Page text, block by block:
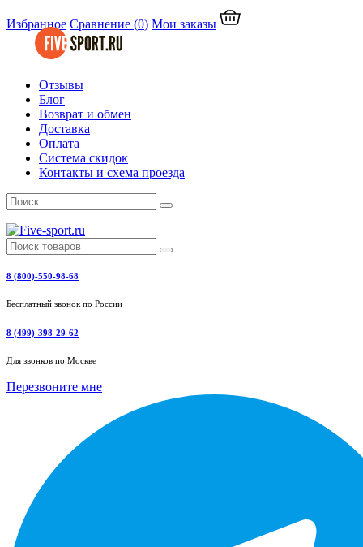
Избранное Сравнение (0) Мои заказы
Отзывы
Блог
Возврат и обмен
Доставка
Оплата
Система скидок
Контакты и схема проезда
8 (800)-550-98-68
Бесплатный звонок по России
8 (499)-398-29-62
Для звонков по Москве
Перезвоните мне